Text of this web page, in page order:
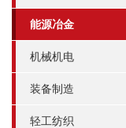
能源冶金
机械机电
装备制造
轻工纺织